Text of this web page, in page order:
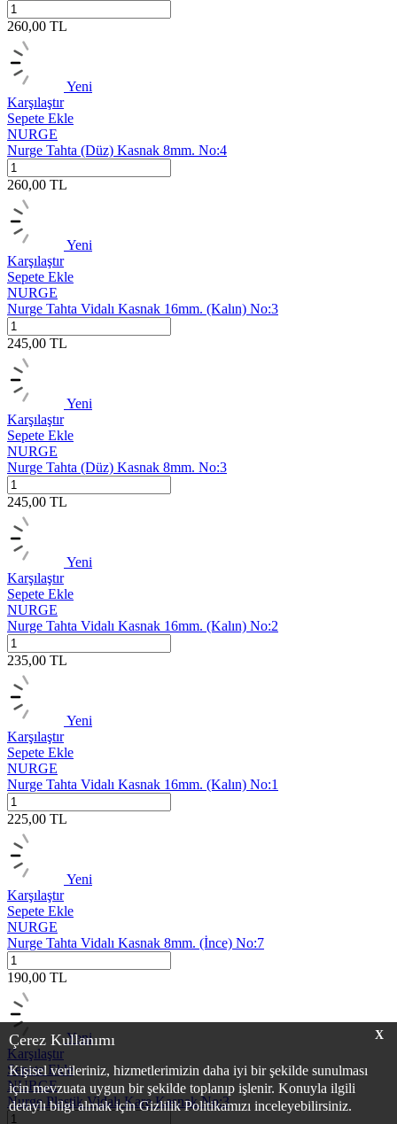
X
Çerez Kullanımı
Kişisel verileriniz, hizmetlerimizin daha iyi bir şekilde sunulması
için mevzuata uygun bir şekilde toplanıp işlenir. Konuyla ilgili
detaylı bilgi almak için Gizlilik Politikamızı inceleyebilirsiniz.
260,00 TL
Yeni
Karşılaştır
Sepete Ekle
NURGE
Nurge Tahta (Düz) Kasnak 8mm. No:4
260,00 TL
Yeni
Karşılaştır
Sepete Ekle
NURGE
Nurge Tahta Vidalı Kasnak 16mm. (Kalın) No:3
245,00 TL
Yeni
Karşılaştır
Sepete Ekle
NURGE
Nurge Tahta (Düz) Kasnak 8mm. No:3
245,00 TL
Yeni
Karşılaştır
Sepete Ekle
NURGE
Nurge Tahta Vidalı Kasnak 16mm. (Kalın) No:2
235,00 TL
Yeni
Karşılaştır
Sepete Ekle
NURGE
Nurge Tahta Vidalı Kasnak 16mm. (Kalın) No:1
225,00 TL
Yeni
Karşılaştır
Sepete Ekle
NURGE
Nurge Tahta Vidalı Kasnak 8mm. (İnce) No:7
190,00 TL
Yeni
Karşılaştır
Sepete Ekle
NURGE
Nurge Plastik Vidalı Kare Kasnak No:3